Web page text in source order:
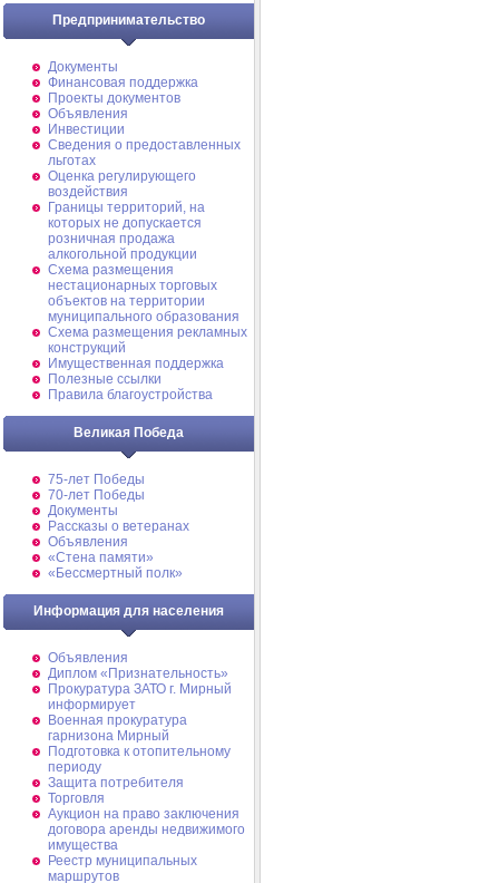
Предпринимательство
Документы
Финансовая поддержка
Проекты документов
Объявления
Инвестиции
Сведения о предоставленных
льготах
Оценка регулирующего
воздействия
Границы территорий, на
которых не допускается
розничная продажа
алкогольной продукции
Схема размещения
нестационарных торговых
объектов на территории
муниципального образования
Схема размещения рекламных
конструкций
Имущественная поддержка
Полезные ссылки
Правила благоустройства
Великая Победа
75-лет Победы
70-лет Победы
Документы
Рассказы о ветеранах
Объявления
«Стена памяти»
«Бессмертный полк»
Информация для населения
Объявления
Диплом «Признательность»
Прокуратура ЗАТО г. Мирный
информирует
Военная прокуратура
гарнизона Мирный
Подготовка к отопительному
периоду
Защита потребителя
Торговля
Аукцион на право заключения
договора аренды недвижимого
имущества
Реестр муниципальных
маршрутов